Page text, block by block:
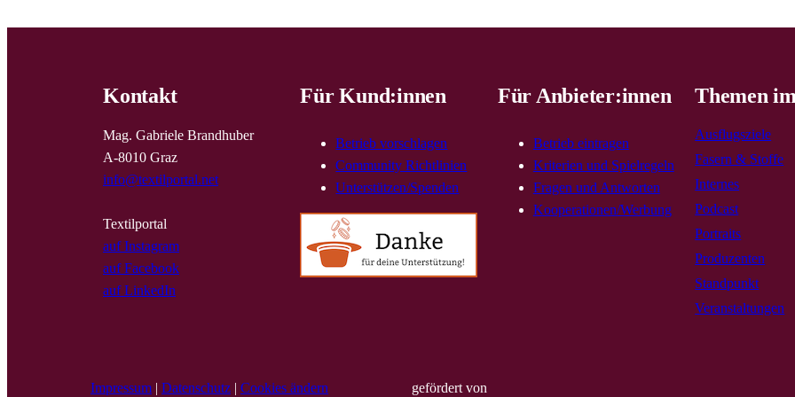
Kontakt
Mag. Gabriele Brandhuber
A-8010 Graz
info@textilportal.net
Textilportal
auf Instagram
auf Facebook
auf LinkedIn
Für Kund:innen
Betrieb vorschlagen
Community Richtlinien
Unterstützen/Spenden
Für Anbieter:innen
Betrieb eintragen
Kriterien und Spielregeln
Fragen und Antworten
Kooperationen/Werbung
Themen
Ausflugsziele
Fasern & Stoffe
Internes
Podcast
Portraits
Produzenten
Standpunkt
Veranstaltungen
Impressum | Datenschutz | Cookies ändern gefördert von